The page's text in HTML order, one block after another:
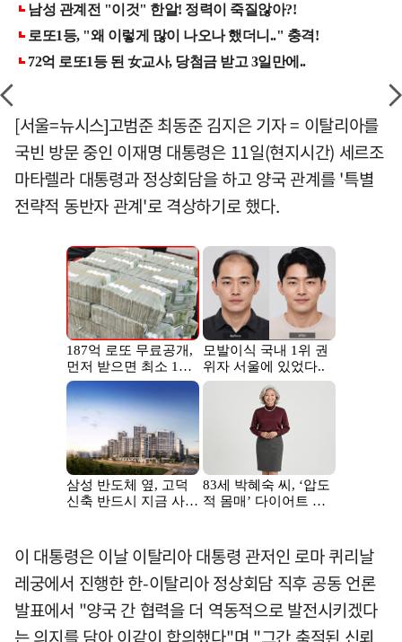
[서울=뉴시스]고범준 최동준 김지은 기자 = 이탈리아를
국빈 방문 중인 이재명 대통령은 11일(현지시간) 세르조
마타렐라 대통령과 정상회담을 하고 양국 관계를 '특별
전략적 동반자 관계'로 격상하기로 했다.
이 대통령은 이날 이탈리아 대통령 관저인 로마 퀴리날
레궁에서 진행한 한-이탈리아 정상회담 직후 공동 언론
발표에서 "양국 간 협력을 더 역동적으로 발전시키겠다
는 의지를 담아 이같이 합의했다"며 "그간 축적된 신뢰